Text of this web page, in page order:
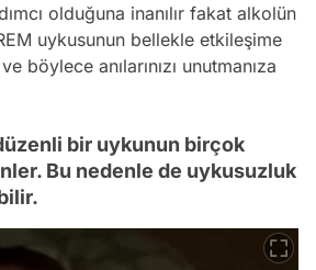
olduğuna inanılır fakat alkolün
uykusunun bellekle etkileşime
böylece anılarınızı unutmanıza
bir uykunun birçok
Bu nedenle de uykusuzluk